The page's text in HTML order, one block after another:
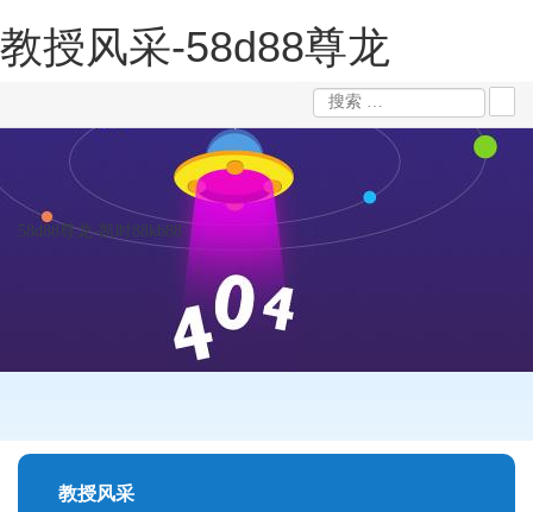
教授风采-58d88尊龙
58d88尊龙-凯时88kb88
教授风采